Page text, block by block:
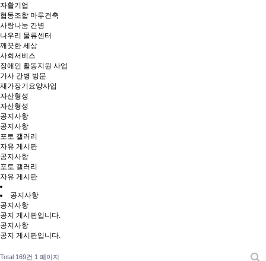
자활기업
협동조합 마루건축
사랑나눔 간병
나우리 물류센터
깨끗한 세상
사회서비스
장애인 활동지원 사업
가사 간병 방문
재가장기요양사업
자산형성
자산형성
공지사항
공지사항
포토 갤러리
자유 게시판
공지사항
포토 갤러리
자유 게시판
공지사항
공지사항
공지 게시판입니다.
공지사항
공지 게시판입니다.
Total 169건 1 페이지